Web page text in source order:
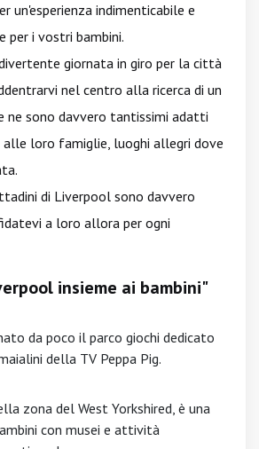
un'esperienza indimenticabile e
per i vostri bambini.
giornata in giro per la città
nel centro alla ricerca di un
ne sono davvero tantissimi adatti
alle loro famiglie, luoghi allegri dove
di Liverpool sono davvero
a loro allora per ogni
insieme ai bambini"
da poco il parco giochi dedicato
della TV Peppa Pig.
zona del West Yorkshired, è una
con musei e attività